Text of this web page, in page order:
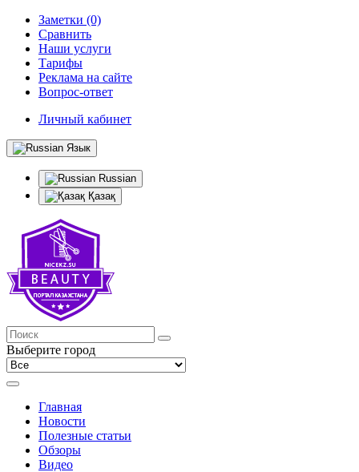
Заметки (0)
Сравнить
Наши услуги
Тарифы
Реклама на сайте
Вопрос-ответ
Личный кабинет
Язык
Russian
Қазақ
Выберите город
Главная
Новости
Полезные статьи
Обзоры
Видео